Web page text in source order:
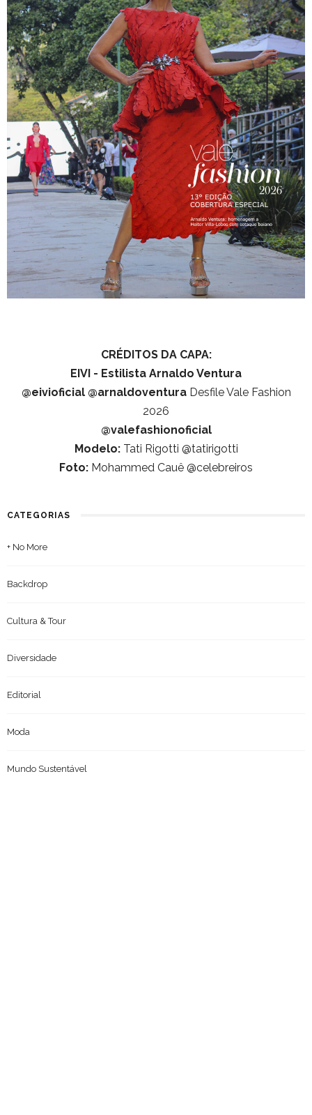
CRÉDITOS DA CAPA:
EIVI - Estilista Arnaldo Ventura
@eivioficial @arnaldoventuraDesfile Vale Fashion
2026
@valefashionoficial
Modelo:Tati Rigotti @tatirigotti
Foto: Mohammed Cauê @celebreiros
CATEGORIAS
+ No More
Backdrop
Cultura & Tour
Diversidade
Editorial
Moda
Mundo Sustentável